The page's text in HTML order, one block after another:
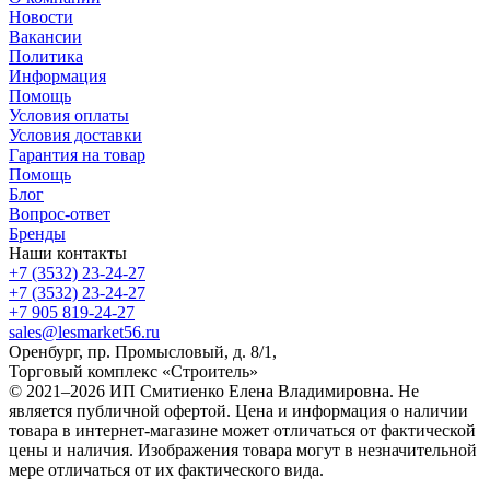
Новости
Вакансии
Политика
Информация
Помощь
Условия оплаты
Условия доставки
Гарантия на товар
Помощь
Блог
Вопрос-ответ
Бренды
Наши контакты
+7 (3532) 23-24-27
+7 (3532) 23-24-27
+7 905 819-24-27
sales@lesmarket56.ru
Оренбург, пр. Промысловый, д. 8/1,
Торговый комплекс «Строитель»
© 2021–2026 ИП Смитиенко Елена Владимировна. Не
является публичной офертой. Цена и информация о наличии
товара в интернет-магазине может отличаться от фактической
цены и наличия. Изображения товара могут в незначительной
мере отличаться от их фактического вида.